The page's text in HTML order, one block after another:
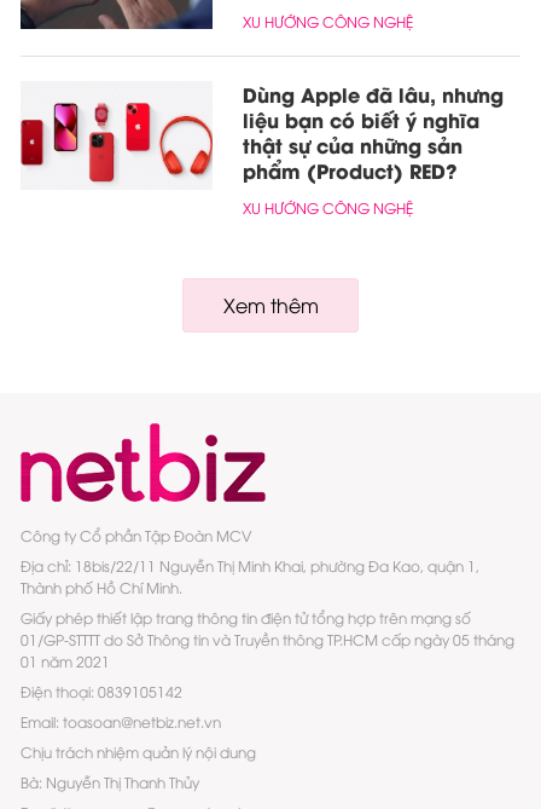
XU HƯỚNG CÔNG NGHỆ
Dùng Apple đã lâu, nhưng
liệu bạn có biết ý nghĩa
thật sự của những sản
phẩm (Product) RED?
XU HƯỚNG CÔNG NGHỆ
Xem thêm
Công ty Cổ phần Tập Đoàn MCV
Địa chỉ: 18bis/22/11 Nguyễn Thị Minh Khai, phường Đa Kao, quận 1,
Thành phố Hồ Chí Minh.
Giấy phép thiết lập trang thông tin điện tử tổng hợp trên mạng số
01/GP-STTTT do Sở Thông tin và Truyền thông TP.HCM cấp ngày 05 tháng
01 năm 2021
Điện thoại: 0839105142
Email: toasoan@netbiz.net.vn
Chịu trách nhiệm quản lý nội dung
Bà: Nguyễn Thị Thanh Thủy